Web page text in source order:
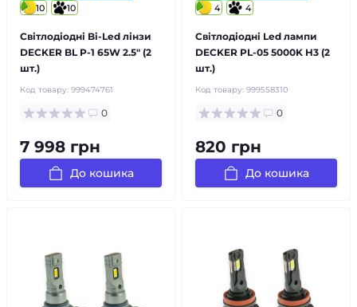
10 10
Світлодіодні Bi-Led лінзи
DECKER BL P-1 65W 2.5" (2
шт.)
Код товару: 999474761
0
7 998 грн
До кошика
4 4
Світлодіодні Led лампи
DECKER PL-05 5000K H3 (2
шт.)
Код товару: 999558310
0
820 грн
До кошика